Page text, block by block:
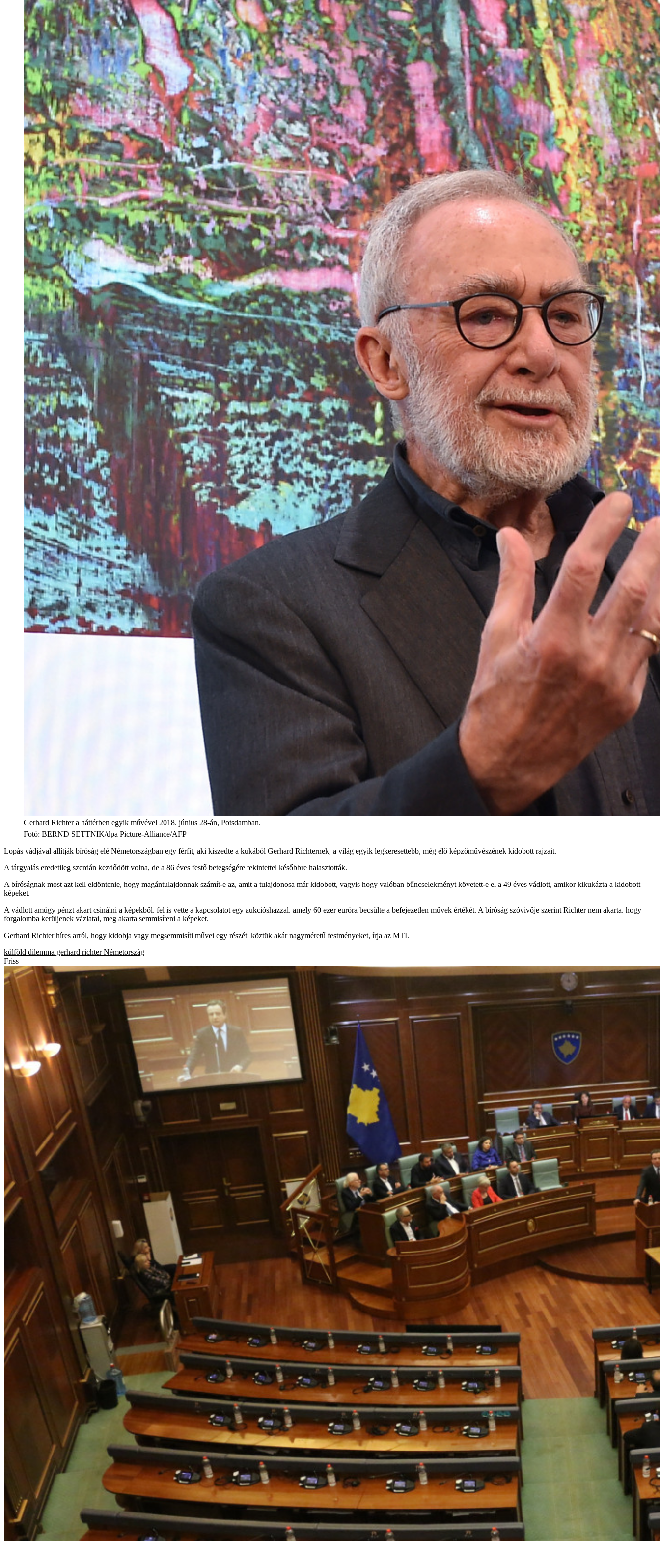
Gerhard Richter a háttérben egyik művével 2018. június 28-án, Potsdamban.
Fotó: BERND SETTNIK/dpa Picture-Alliance/AFP
Lopás vádjával állítják bíróság elé Németországban egy férfit, aki kiszedte a kukából Gerhard Richternek, a világ egyik legkeresettebb, még élő képzőművészének kidobott rajzait.
A tárgyalás eredetileg szerdán kezdődött volna, de a 86 éves festő betegségére tekintettel későbbre halasztották.
A bíróságnak most azt kell eldöntenie, hogy magántulajdonnak számít-e az, amit a tulajdonosa már kidobott, vagyis hogy valóban bűncselekményt követett-e el a 49 éves vádlott, amikor kikukázta a kidobott
képeket.
A vádlott amúgy pénzt akart csinálni a képekből, fel is vette a kapcsolatot egy aukciósházzal, amely 60 ezer euróra becsülte a befejezetlen művek értékét. A bíróság szóvivője szerint Richter nem akarta, hogy
forgalomba kerüljenek vázlatai, meg akarta semmisíteni a képeket.
Gerhard Richter híres arról, hogy kidobja vagy megsemmisíti művei egy részét, köztük akár nagyméretű festményeket, írja az MTI.
külföld dilemma gerhard richter Németország
Friss